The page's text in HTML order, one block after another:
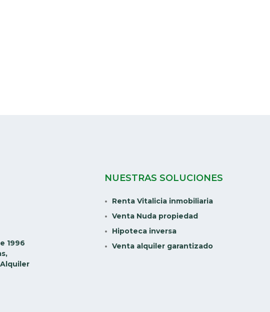
1996
NUESTRAS SOLUCIONES
Renta Vitalicia inmobiliaria
Venta Nuda propiedad
Hipoteca inversa
Venta alquiler garantizado